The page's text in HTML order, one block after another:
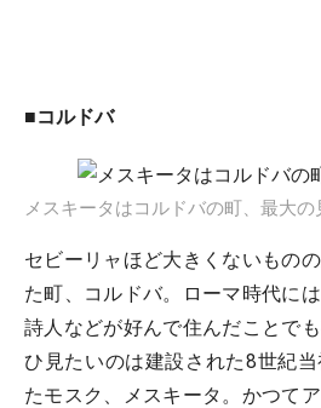
■コルドバ
メスキータはコルドバの町、最大の
セビーリャほど大きくないもの
た町、コルドバ。ローマ時代に
詩人などが好んで住んだことで
ひ見たいのは建設された8世紀
たモスク、メスキータ。かつて